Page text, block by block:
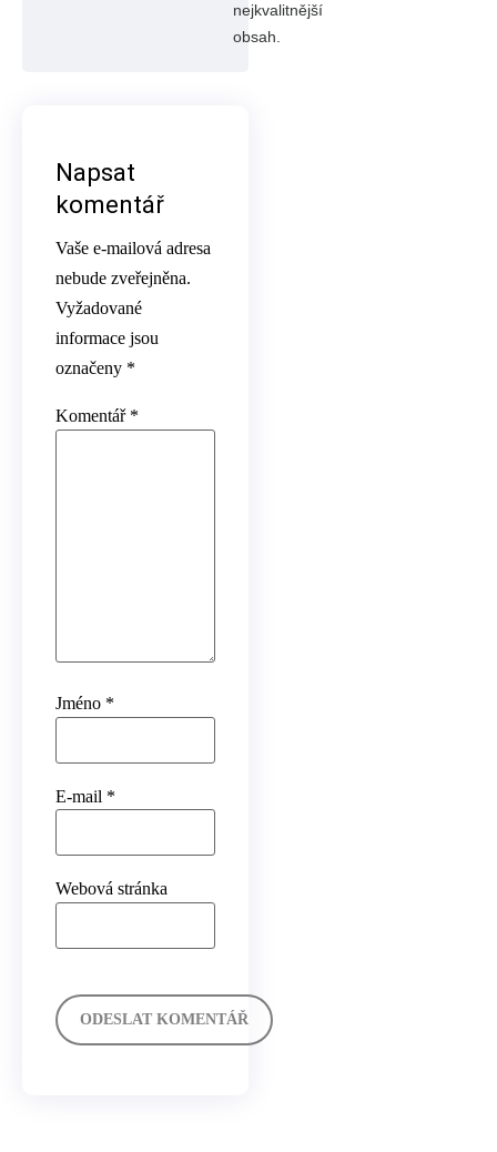
nejkvalitnější
obsah.
Napsat
komentář
Vaše e-mailová adresa
nebude zveřejněna.
Vyžadované
informace jsou
označeny *
Komentář *
Jméno *
E-mail *
Webová stránka